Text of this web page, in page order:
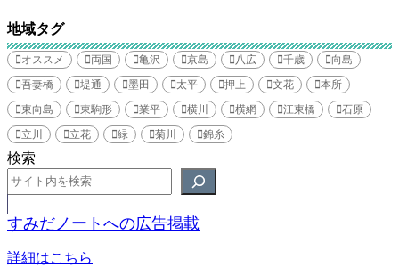
地域タグ
オススメ 両国 亀沢 京島 八広 千歳
向島
吾妻橋
堤通 墨田 太平 押上 文花
本所
東向島
東駒形 業平 横川 横網 江東橋
石原
立川
立花 緑 菊川 錦糸
検索
すみだノートへの広告掲載
詳細はこちら